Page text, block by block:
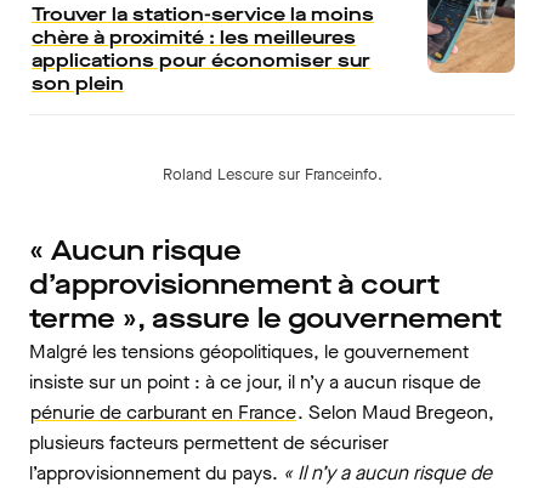
Trouver la station-service la moins
chère à proximité : les meilleures
applications pour économiser sur
son plein
Roland Lescure sur Franceinfo.
« Aucun risque
d’approvisionnement à court
terme », assure le gouvernement
Malgré les tensions géopolitiques, le gouvernement
insiste sur un point : à ce jour, il n’y a aucun risque de
pénurie de carburant en France. Selon Maud Bregeon,
plusieurs facteurs permettent de sécuriser
l’approvisionnement du pays. « Il n’y a aucun risque de